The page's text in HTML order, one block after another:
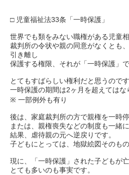
□ 児童福祉法33条「一時保護」
世界でも類をみない職権がある児童
裁判所の令状や親の同意がなくとも
引き離し
保護する権限、それが「一時保護」で
とてもすばらしい権利だと思うので
一時保護の期間は2ヶ月を超えてはな
※ 一部例外も有り
後は、家庭裁判所の方で親権を一時
または、親権喪失などの制度も一緒
結果、虐待親の元へ逆戻りです。
子どもにとっては、地獄絵図そのもの
現に、「一時保護」された子どもが
とても多いのも事実です。